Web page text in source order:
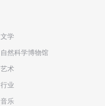
文学
自然科学博物馆
艺术
行业
音乐